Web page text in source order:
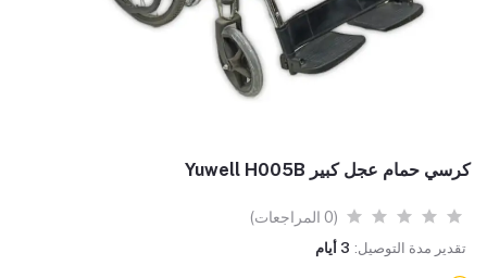
كرسي حمام عجل كبير Yuwell H005B
(0 المراجعات)
تقدير مدة التوصيل: 3 أيام